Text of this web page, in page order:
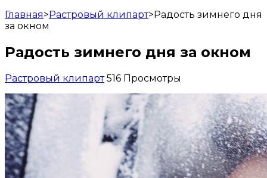
Главная>Растровый клипарт>Радость зимнего дня
за окном
Радость зимнего дня за окном
Растровый клипарт 516 Просмотры